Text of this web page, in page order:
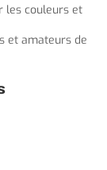
les couleurs et
et amateurs de